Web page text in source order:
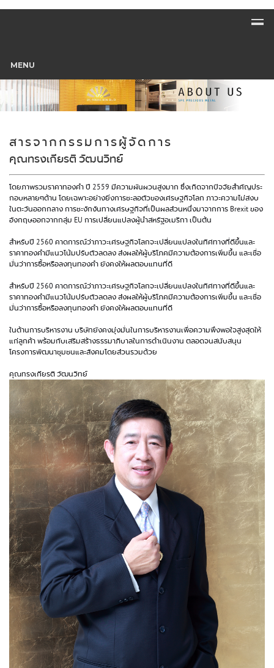
MENU
สารจากกรรมการผู้จัดการ
คุณทรงเกียรติ วัฒนวิทย์
โดยภาพรวมราคาทองคำ ปี 2559 มีความผันผวนสูงมาก ซึ่งเกิดจากปัจจัยสำคัญประ
กอบหลายๆด้าน โดยเฉพาะอย่างยิ่งการชะลอตัวของเศรษฐกิจโลก ภาวะความไม่สงบ
ในตะวันออกกลาง การชะงักงันทางเศรษฐกิจที่เป็นผลส่วนหนึ่งมาจากการ Brexit ของ
อังกฤษออกจากกลุ่ม EU การเปลี่ยนแปลงผู้นำสหรัฐอเมริกา เป็นต้น
สำหรับปี 2560 คาดการณ์ว่าภาวะเศรษฐกิจโลกจะเปลี่ยนแปลงในทิศทางที่ดีขึ้นและ
ราคาทองคำมีแนวโน้มปรับตัวลดลง ส่งผลให้ผู้บริโภคมีความต้องการเพิ่มขึ้น และเชื่อ
มั่นว่าการซื้อหรือลงทุนทองคำ ยังคงให้ผลตอบแทนที่ดี
สำหรับปี 2560 คาดการณ์ว่าภาวะเศรษฐกิจโลกจะเปลี่ยนแปลงในทิศทางที่ดีขึ้นและ
ราคาทองคำมีแนวโน้มปรับตัวลดลง ส่งผลให้ผู้บริโภคมีความต้องการเพิ่มขึ้น และเชื่อ
มั่นว่าการซื้อหรือลงทุนทองคำ ยังคงให้ผลตอบแทนที่ดี
ในด้านการบริหารงาน บริษัทยังคงมุ่งมั่นในการบริหารงานเพื่อความพึงพอใจสูงสุดให้
แก่ลูกค้า พร้อมกับเสริมสร้างธรรมาภิบาลในการดำเนินงาน ตลอดจนสนับสนุน
โครงการพัฒนาชุมชนและสังคมโดยส่วนรวมด้วย
คุณทรงเกียรติ วัฒนวิทย์